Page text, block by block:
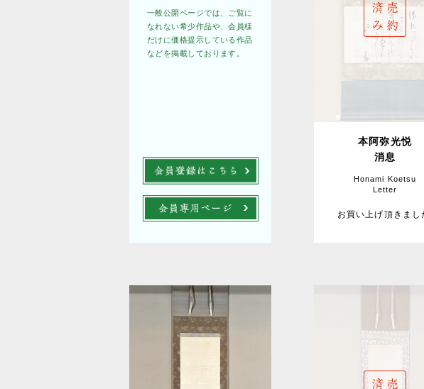
一般公開ページでは、ご覧に
なれない希少作品や、会員様
だけに価格提示している作品
などを掲載しております。
本阿弥光悦
消息
Honami Koetsu
Letter
お買い上げ頂きまし